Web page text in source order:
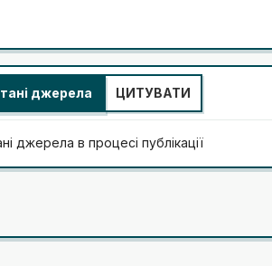
джерела ЦИТУВАТИ
джерела в процесі публікації